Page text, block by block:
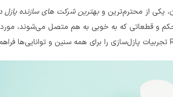
بهترین شرکت های سازنده پازل